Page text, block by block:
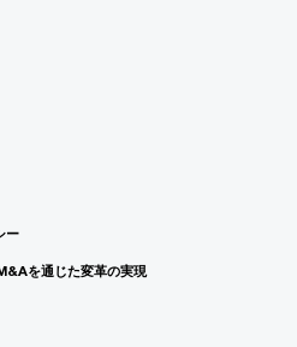
ー
を通じた変革の実現